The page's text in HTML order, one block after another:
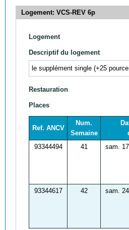
Logement: VCS-REV 6p
Logement
Descriptif du logement
le supplément single (+25
Restauration
Places
Ref. ANCV
Num.
Semaine
93344494
41 sam.
93344617 42 sam.